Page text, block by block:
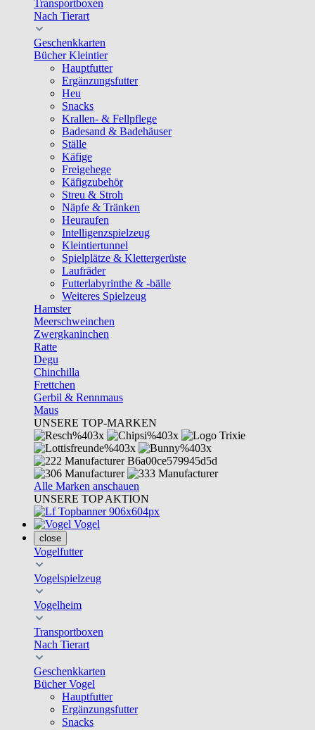
Transportboxen
Nach Tierart
Geschenkkarten
Bücher Kleintier
Hauptfutter
Ergänzungsfutter
Heu
Snacks
Krallen- & Fellpflege
Badesand & Badehäuser
Ställe
Käfige
Freigehege
Käfigzubehör
Streu & Stroh
Näpfe & Tränken
Heuraufen
Intelligenzspielzeug
Kleintiertunnel
Spielplätze & Klettergerüste
Laufräder
Futterlabyrinthe & -bälle
Weiteres Spielzeug
Hamster
Meerschweinchen
Zwergkaninchen
Ratte
Degu
Chinchilla
Frettchen
Gerbil & Rennmaus
Maus
UNSERE TOP-MARKEN
Alle Marken anschauen
UNSERE TOP AKTION
Vogel
close
Vogelfutter
Vogelspielzeug
Vogelheim
Transportboxen
Nach Tierart
Geschenkkarten
Bücher Vogel
Hauptfutter
Ergänzungsfutter
Snacks